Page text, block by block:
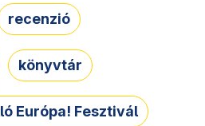
recenzió
könyvtár
Európa! Fesztivál